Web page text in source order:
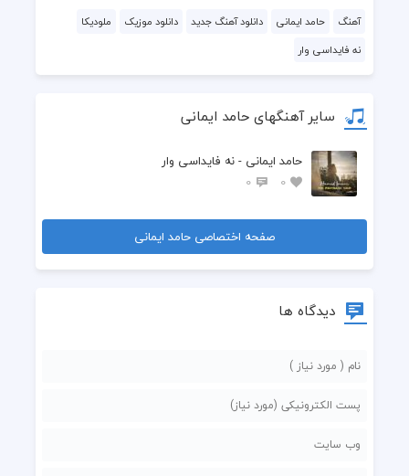
آهنگ حامد ایمانی دانلود آهنگ جدید دانلود موزیک
ملودیکا
نه فایداسی وار
سایر آهنگهای حامد ایمانی
حامد ایمانی - نه فایداسی وار
0
0
صفحه اختصاصی حامد ایمانی
دیدگاه ها